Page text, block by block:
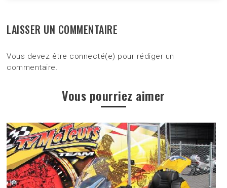
LAISSER UN COMMENTAIRE
Vous devez être connecté(e) pour rédiger un
commentaire.
Vous pourriez aimer